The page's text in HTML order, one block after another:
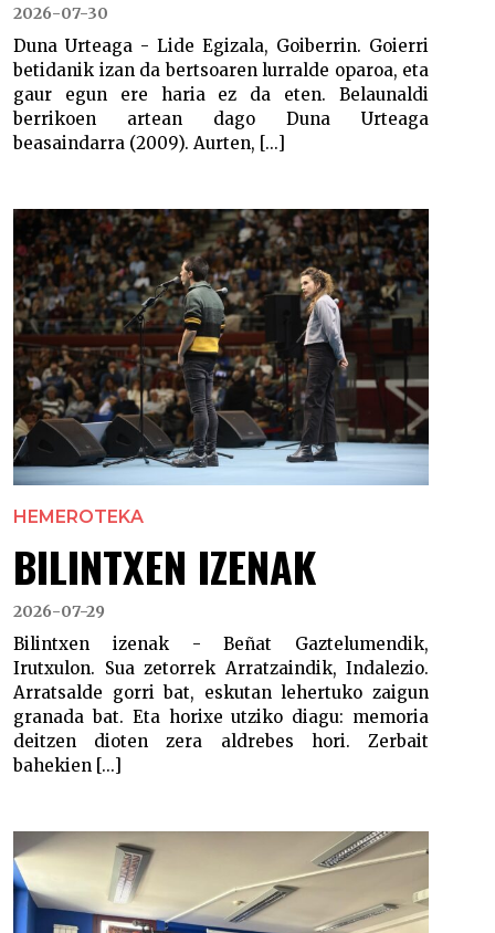
2026-07-30
Duna Urteaga - Lide Egizala, Goiberrin. Goierri
betidanik izan da bertsoaren lurralde oparoa, eta
gaur egun ere haria ez da eten. Belaunaldi
berrikoen artean dago Duna Urteaga
beasaindarra (2009). Aurten, [...]
HEMEROTEKA
BILINTXEN IZENAK
2026-07-29
Bilintxen izenak - Beñat Gaztelumendik,
Irutxulon. Sua zetorrek Arratzaindik, Indalezio.
Arratsalde gorri bat, eskutan lehertuko zaigun
granada bat. Eta horixe utziko diagu: memoria
deitzen dioten zera aldrebes hori. Zerbait
bahekien [...]